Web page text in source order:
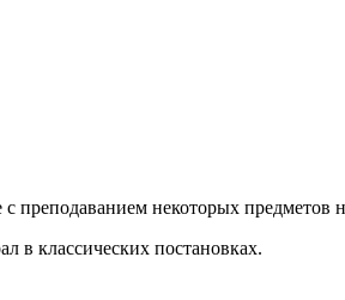
некоторых предметов
классических постановках.